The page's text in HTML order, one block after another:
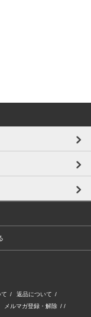
/ 返品について /
メルマガ登録・解除 / /